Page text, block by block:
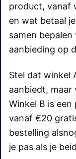
product, vanaf
en wat betaal
samen
aanbieding op
Stel dat winkel
aanbiedt,
Winkel B is
vanaf €20
bestelling
je pas als je